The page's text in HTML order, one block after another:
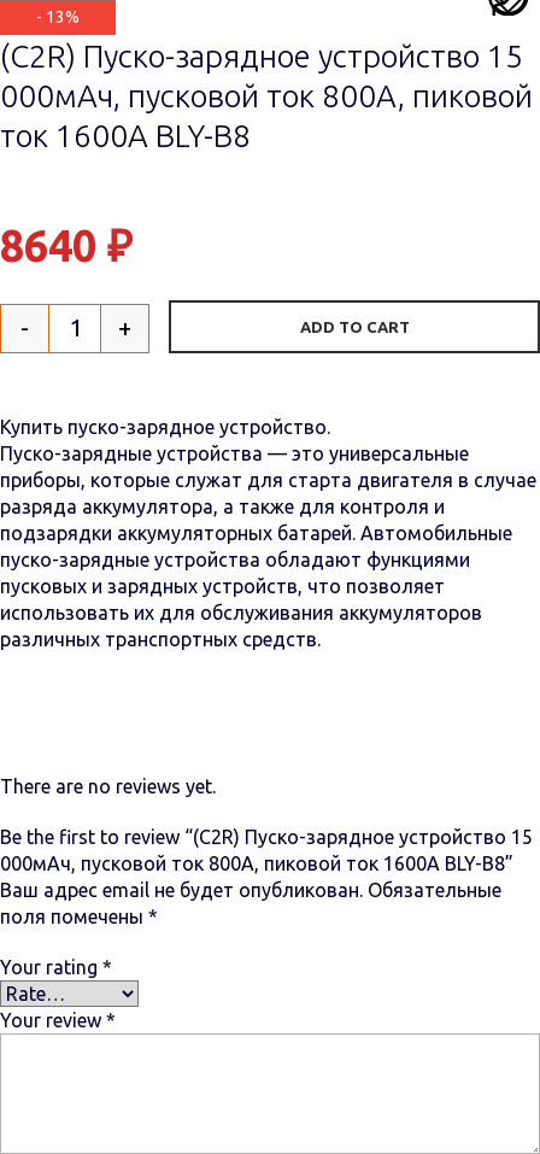
- 13%
(C2R) Пуско-зарядное устройство 15
000мАч, пусковой ток 800A, пиковой
ток 1600A BLY-B8
8640 ₽
Quantity
- + ADD TO CART
Купить пуско-зарядное устройство.
Пуско-зарядные устройства — это универсальные
приборы, которые служат для старта двигателя в случае
разряда аккумулятора, а также для контроля и
подзарядки аккумуляторных батарей. Автомобильные
пуско-зарядные устройства обладают функциями
пусковых и зарядных устройств, что позволяет
использовать их для обслуживания аккумуляторов
различных транспортных средств.
There are no reviews yet.
Be the first to review “(C2R) Пуско-зарядное устройство 15
000мАч, пусковой ток 800A, пиковой ток 1600A BLY-B8”
Ваш адрес email не будет опубликован. Обязательные
поля помечены *
Your rating *
Your review *